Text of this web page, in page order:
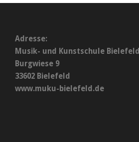
Adresse:
Musik- und Kunstschule Bielefeld
Burgwiese 9
33602 Bielefeld
www.muku-bielefeld.de